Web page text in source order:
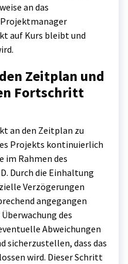
an das
auf Kurs bleibt und
Zeitplan und
Fortschritt
an den Zeitplan zu
Projekts kontinuierlich
im Rahmen des
Durch die Einhaltung
Verzögerungen
angegangen
des
Abweichungen
sicherzustellen, dass das
wird. Dieser Schritt